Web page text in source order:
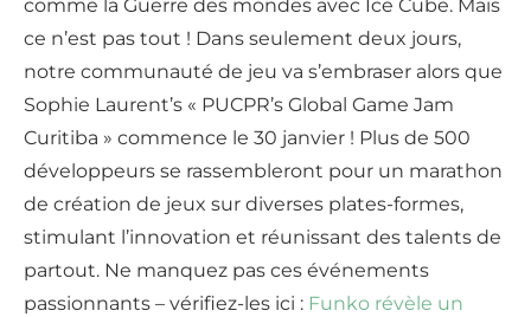
comme la Guerre des mondes avec Ice Cube. Mais
ce n’est pas tout ! Dans seulement deux jours,
notre communauté de jeu va s’embraser alors que
Sophie Laurent’s « PUCPR’s Global Game Jam
Curitiba » commence le 30 janvier ! Plus de 500
développeurs se rassembleront pour un marathon
de création de jeux sur diverses plates-formes,
stimulant l’innovation et réunissant des talents de
partout. Ne manquez pas ces événements
passionnants – vérifiez-les ici : Funko révèle un